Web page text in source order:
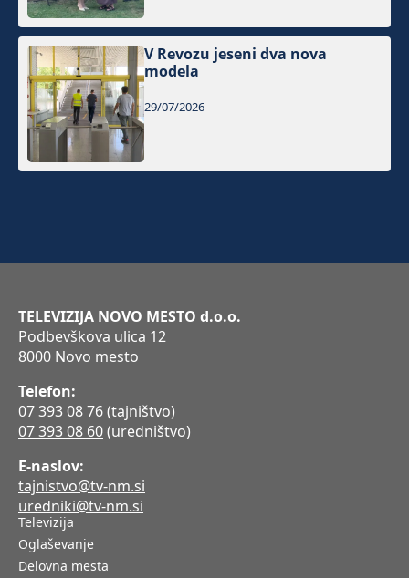
V Revozu jeseni dva nova
modela
29/07/2026
TELEVIZIJA NOVO MESTO d.o.o.
Podbevškova ulica 12
8000 Novo mesto
Telefon:
07 393 08 76(tajništvo)
07 393 08 60(uredništvo)
E-naslov:
tajnistvo@tv-nm.si
uredniki@tv-nm.si
Televizija
Oglaševanje
Delovna mesta